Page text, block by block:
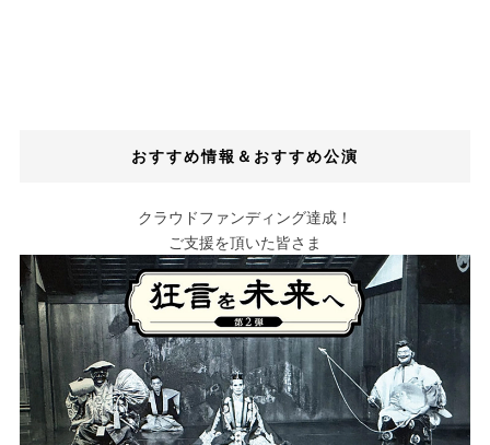
おすすめ情報＆おすすめ公演
クラウドファンディング達成！
ご支援を頂いた皆さま